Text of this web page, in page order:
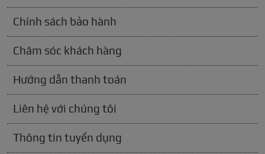
Chính sách bảo hành
Chăm sóc khách hàng
Hướng dẫn thanh toán
Liên hệ với chúng tôi
Thông tin tuyển dụng